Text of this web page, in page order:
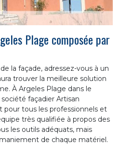
Plage composée par
la façade, adressez-vous à un
trouver la meilleure solution
À Argeles Plage dans le
façadier Artisan
pour tous les professionnels et
très qualifiée à propos des
les outils adéquats, mais
de chaque matériel.